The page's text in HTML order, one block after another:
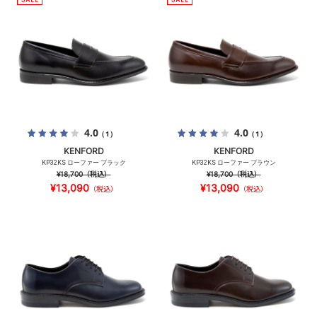
4.0（1）
KENFORD
KP32KS ローファー ブラック
¥18,700（税込）
¥13,090（税込）
4.0（1）
KENFORD
KP32KS ローファー ブラウン
¥18,700（税込）
¥13,090（税込）